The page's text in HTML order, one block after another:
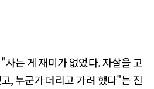
사는 게 재미가 없었다. 자살을 고
, 누군가 데리고 가려 했다"는 진